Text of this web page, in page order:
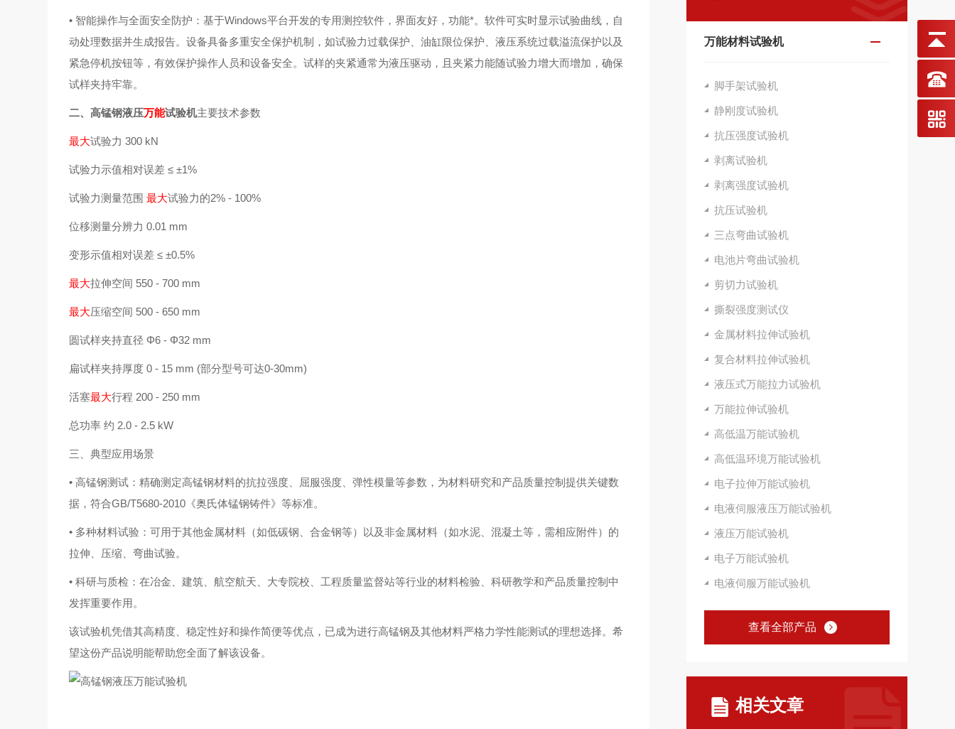
• 智能操作与全面安全防护：基于Windows平台开发的专用测控软件，界面友好，功能*。软件可实时显示试验曲线，自
动处理数据并生成报告。设备具备多重安全保护机制，如试验力过载保护、油缸限位保护、液压系统过载溢流保护以及
紧急停机按钮等，有效保护操作人员和设备安全。试样的夹紧通常为液压驱动，且夹紧力能随试验力增大而增加，确保
试样夹持牢靠。
二、高锰钢液压万能试验机主要技术参数
最大试验力 300 kN
试验力示值相对误差 ≤±1%
试验力测量范围最大试验力的2% - 100%
位移测量分辨力 0.01 mm
变形示值相对误差 ≤±0.5%
最大拉伸空间 550 - 700 mm
最大压缩空间 500 - 650 mm
圆试样夹持直径 Φ6 - Φ32 mm
扁试样夹持厚度 0 - 15 mm (部分型号可达0-30mm)
活塞最大行程 200 - 250 mm
总功率 约 2.0 - 2.5 kW
三、典型应用场景
• 高锰钢测试：精确测定高锰钢材料的抗拉强度、屈服强度、弹性模量等参数，为材料研究和产品质量控制提供关键数
据，符合GB/T5680-2010《奥氏体锰钢铸件》等标准。
• 多种材料试验：可用于其他金属材料（如低碳钢、合金钢等）以及非金属材料（如水泥、混凝土等，需相应附件）的
拉伸、压缩、弯曲试验。
• 科研与质检：在冶金、建筑、航空航天、大专院校、工程质量监督站等行业的材料检验、科研教学和产品质量控制中
发挥重要作用。
该试验机凭借其高精度、稳定性好和操作简便等优点，已成为进行高锰钢及其他材料严格力学性能测试的理想选择。希
望这份产品说明能帮助您全面了解该设备。
万能材料试验机
脚手架试验机
静刚度试验机
抗压强度试验机
剥离试验机
剥离强度试验机
抗压试验机
三点弯曲试验机
电池片弯曲试验机
剪切力试验机
撕裂强度测试仪
金属材料拉伸试验机
复合材料拉伸试验机
液压式万能拉力试验机
万能拉伸试验机
高低温万能试验机
高低温环境万能试验机
电子拉伸万能试验机
电液伺服液压万能试验机
液压万能试验机
电子万能试验机
电液伺服万能试验机
查看全部产品
相关文章